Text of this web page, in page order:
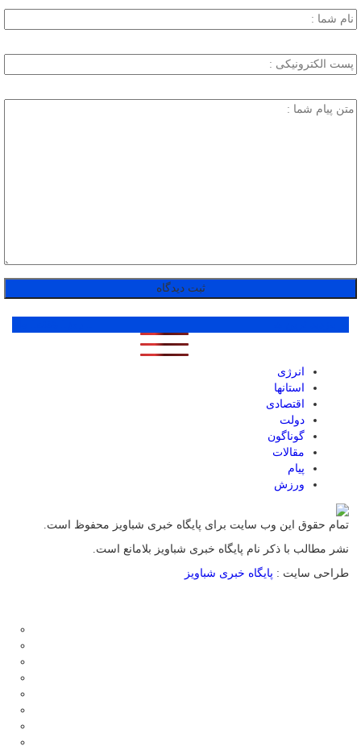
انرژی
استانها
اقتصادی
دولت
گوناگون
مقالات
پیام
ورزش
تمام حقوق این وب سایت برای پایگاه خبری شباویز محفوظ است.
نشر مطالب با ذکر نام پایگاه خبری شباویز بلامانع است.
طراحی سایت : پایگاه خبری شباویز